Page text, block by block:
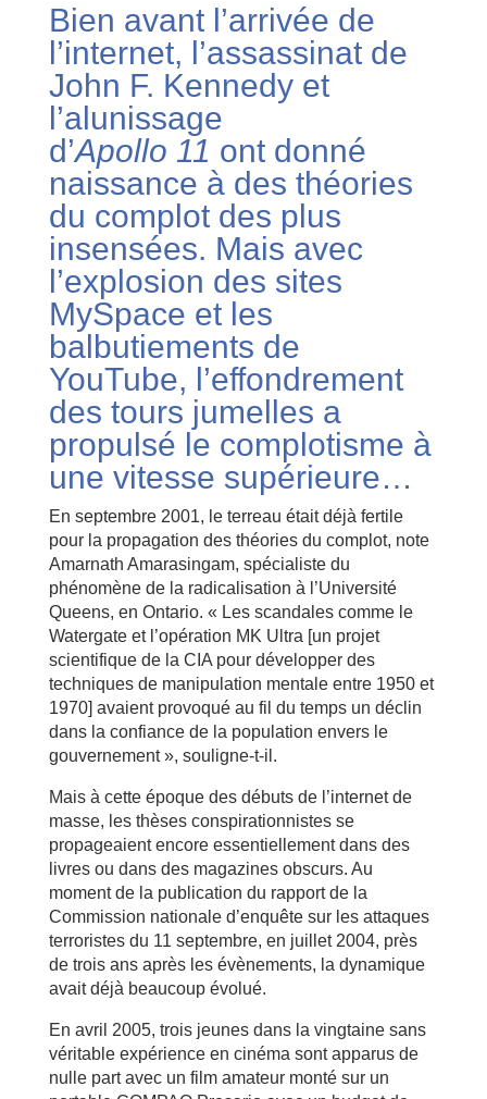
Bien avant l’arrivée de
l’internet, l’assassinat de
John F. Kennedy et
l’alunissage
d’Apollo 11 ont donné
naissance à des théories
du complot des plus
insensées. Mais avec
l’explosion des sites
MySpace et les
balbutiements de
YouTube, l’effondrement
des tours jumelles a
propulsé le complotisme à
une vitesse supérieure…
En septembre 2001, le terreau était déjà fertile
pour la propagation des théories du complot, note
Amarnath Amarasingam, spécialiste du
phénomène de la radicalisation à l’Université
Queens, en Ontario. « Les scandales comme le
Watergate et l’opération MK Ultra [un projet
scientifique de la CIA pour développer des
techniques de manipulation mentale entre 1950 et
1970] avaient provoqué au fil du temps un déclin
dans la confiance de la population envers le
gouvernement », souligne-t-il.
Mais à cette époque des débuts de l’internet de
masse, les thèses conspirationnistes se
propageaient encore essentiellement dans des
livres ou dans des magazines obscurs. Au
moment de la publication du rapport de la
Commission nationale d’enquête sur les attaques
terroristes du 11 septembre, en juillet 2004, près
de trois ans après les évènements, la dynamique
avait déjà beaucoup évolué.
En avril 2005, trois jeunes dans la vingtaine sans
véritable expérience en cinéma sont apparus de
nulle part avec un film amateur monté sur un